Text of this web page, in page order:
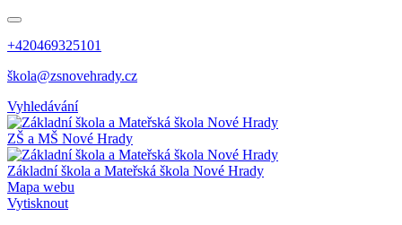
+420469325101
škola@zsnovehrady.cz
Vyhledávání
ZŠ a MŠ Nové Hrady
Základní škola a Mateřská škola Nové Hrady
Mapa webu
Vytisknout